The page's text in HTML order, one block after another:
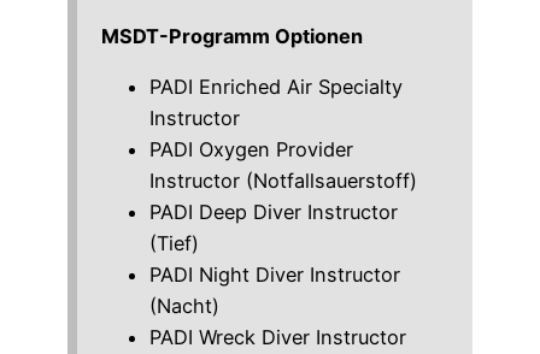
MSDT-Programm Optionen
PADI Enriched Air Specialty
Instructor
PADI Oxygen Provider
Instructor (Notfallsauerstoff)
PADI Deep Diver Instructor
(Tief)
PADI Night Diver Instructor
(Nacht)
PADI Wreck Diver Instructor